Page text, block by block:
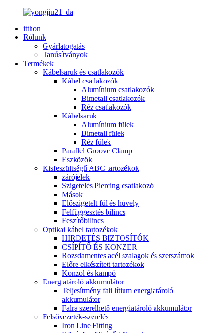
itthon
Rólunk
Gyárlátogatás
Tanúsítványok
Termékek
Kábelsaruk és csatlakozók
Kábel csatlakozók
Alumínium csatlakozók
Bimetall csatlakozók
Réz csatlakozók
Kábelsaruk
Alumínium fülek
Bimetall fülek
Réz fülek
Parallel Groove Clamp
Eszközök
Kisfeszültségű ABC tartozékok
zárójelek
Szigetelés Piercing csatlakozó
Mások
Előszigetelt fül és hüvely
Felfüggesztés bilincs
Feszítőbilincs
Optikai kábel tartozékok
HIRDETÉS BIZTOSÍTÓK
CSÍPÍTŐ ÉS KONZER
Rozsdamentes acél szalagok és szerszámok
Előre elkészített tartozékok
Konzol és kampó
Energiatároló akkumulátor
Teljesítmény fali lítium energiatároló
akkumulátor
Falra szerelhető energiatároló akkumulátor
Felsővezeték-szerelés
Iron Line Fitting